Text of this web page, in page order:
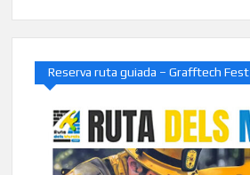
Reserva ruta guiada – Grafftech Fest